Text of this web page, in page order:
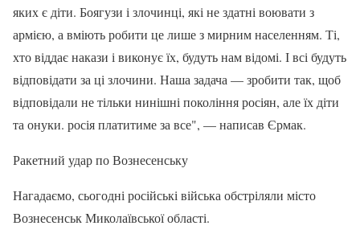
яких є діти. Боягузи і злочинці, які не здатні воювати з
армією, а вміють робити це лише з мирним населенням. Ті,
хто віддає накази і виконує їх, будуть нам відомі. І всі будуть
відповідати за ці злочини. Наша задача — зробити так, щоб
відповідали не тільки нинішні покоління росіян, але їх діти
та онуки. росія платитиме за все", — написав Єрмак.
Ракетний удар по Вознесенську
Нагадаємо, сьогодні російські війська обстріляли місто
Вознесенськ Миколаївської області.